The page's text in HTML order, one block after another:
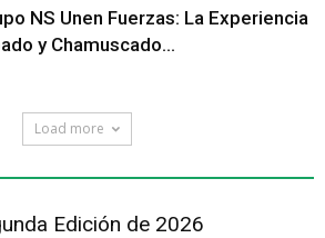
NS Unen Fuerzas: La Experiencia
y Chamuscado...
Load more
Edición de 2026